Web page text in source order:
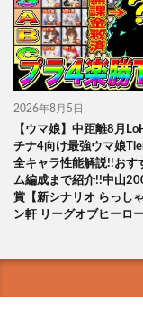
2026年8月5日
【ウマ娘】中距離8月
チナ4向け最強ウマ娘
全キャラ性能解説!!おす
ム編成まで紹介!!中山
賞【新シナリオ らっし
ン軒 リーグオブヒーロー